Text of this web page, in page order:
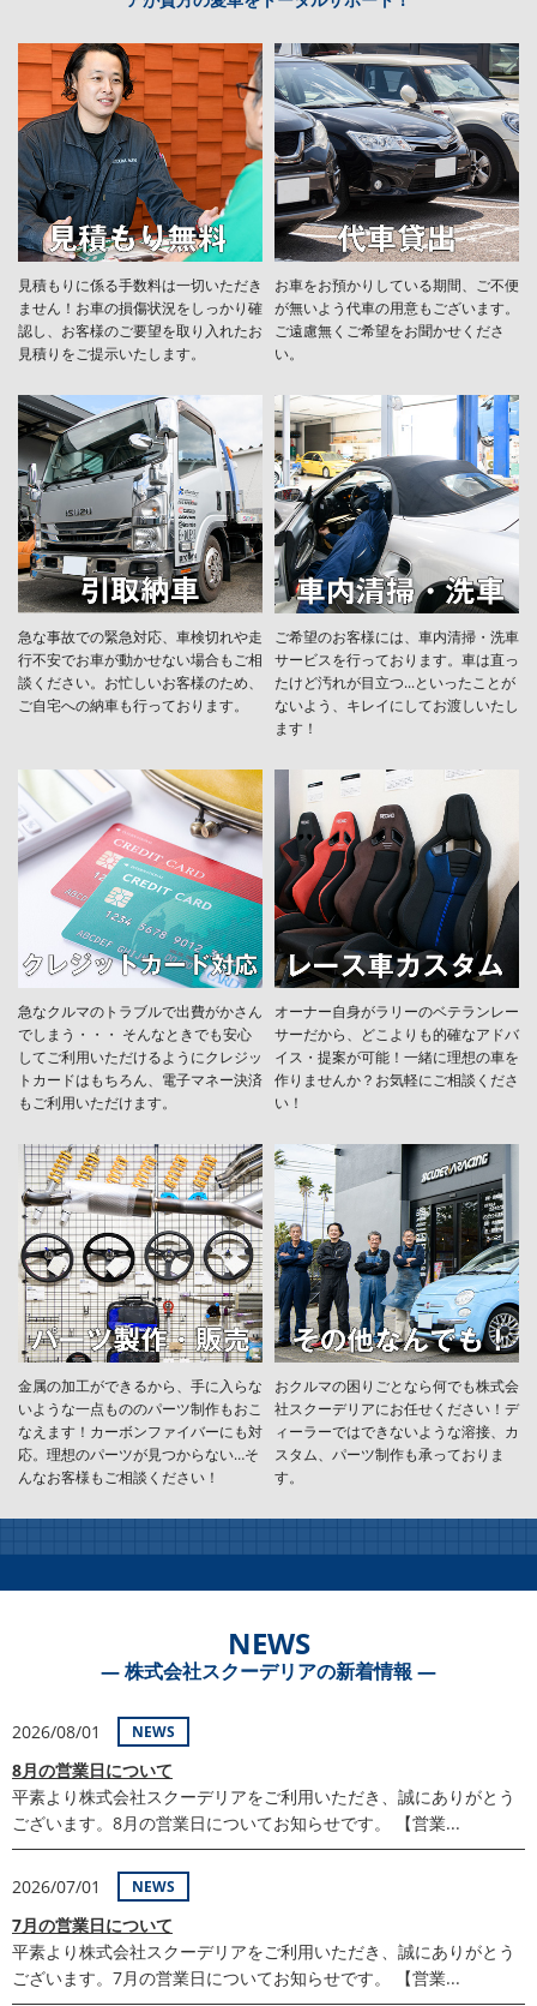
見積もりに係る手数料は一切いただき
ません！お車の損傷状況をしっかり確
認し、お客様のご要望を取り入れたお
見積りをご提示いたします。
お車をお預かりしている期間、ご不便
が無いよう代車の用意もございます。
ご遠慮無くご希望をお聞かせくださ
い。
急な事故での緊急対応、車検切れや走
行不安でお車が動かせない場合もご相
談ください。お忙しいお客様のため、
ご自宅への納車も行っております。
ご希望のお客様には、車内清掃・洗車
サービスを行っております。車は直っ
たけど汚れが目立つ...といったことが
ないよう、キレイにしてお渡しいたし
ます！
急なクルマのトラブルで出費がかさん
でしまう・・・ そんなときでも安心
してご利用いただけるようにクレジッ
トカードはもちろん、電子マネー決済
もご利用いただけます。
オーナー自身がラリーのベテランレー
サーだから、どこよりも的確なアドバ
イス・提案が可能！一緒に理想の車を
作りませんか？お気軽にご相談くださ
い！
金属の加工ができるから、手に入らな
いような一点もののパーツ制作もおこ
なえます！カーボンファイバーにも対
応。理想のパーツが見つからない…そ
んなお客様もご相談ください！
おクルマの困りごとなら何でも株式会
社スクーデリアにお任せください！デ
ィーラーではできないような溶接、カ
スタム、パーツ制作も承っておりま
す。
NEWS
― 株式会社スクーデリアの新着情報 ―
2026/08/01 NEWS
8月の営業日について
平素より株式会社スクーデリアをご利用いただき、誠にありがとう
ございます。8月の営業日についてお知らせです。 【営業...
2026/07/01 NEWS
7月の営業日について
平素より株式会社スクーデリアをご利用いただき、誠にありがとう
ございます。7月の営業日についてお知らせです。 【営業...